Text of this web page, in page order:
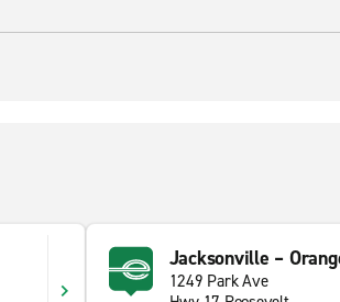
Jacksonville –
1249 Park Ave